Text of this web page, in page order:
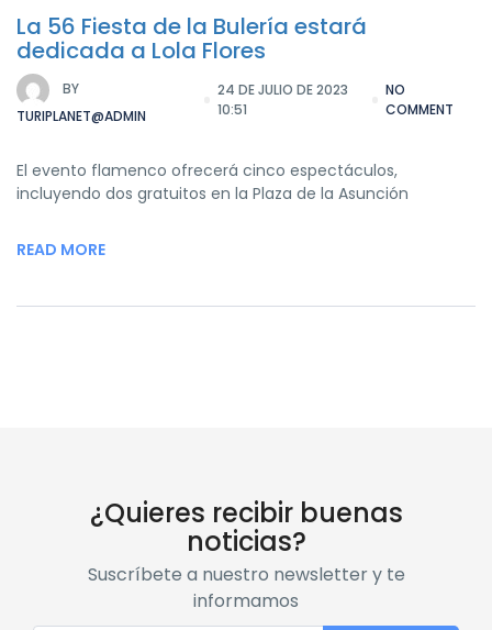
La 56 Fiesta de la Bulería estará
dedicada a Lola Flores
BY
TURIPLANET@ADMIN
24 DE JULIO DE 2023
10:51
NO
COMMENT
El evento flamenco ofrecerá cinco espectáculos,
incluyendo dos gratuitos en la Plaza de la Asunción
READ MORE
¿Quieres recibir buenas
noticias?
Suscríbete a nuestro newsletter y te
informamos